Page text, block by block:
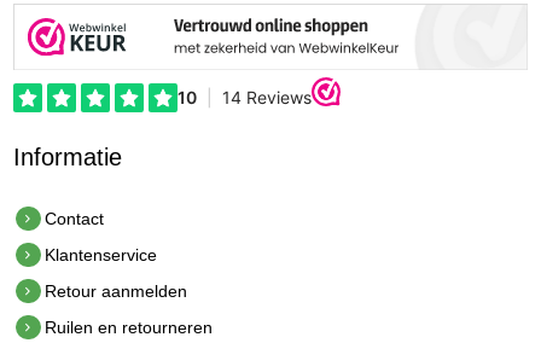
Informatie
Contact
Klantenservice
Retour aanmelden
Ruilen en retourneren